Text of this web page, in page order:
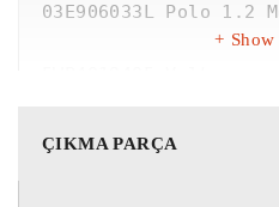
03E906033L Polo 1.2
5WP4019405 Polo 1.2
ÇIKMA PARÇA